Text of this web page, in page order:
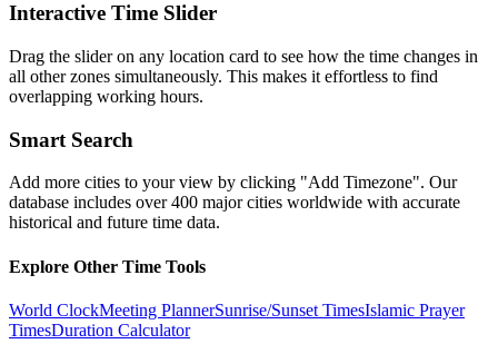
Interactive Time Slider
Drag the slider on any location card to see how the time changes in
all other zones simultaneously. This makes it effortless to find
overlapping working hours.
Smart Search
Add more cities to your view by clicking "Add Timezone". Our
database includes over 400 major cities worldwide with accurate
historical and future time data.
Explore Other Time Tools
World ClockMeeting PlannerSunrise/Sunset TimesIslamic Prayer
TimesDuration Calculator